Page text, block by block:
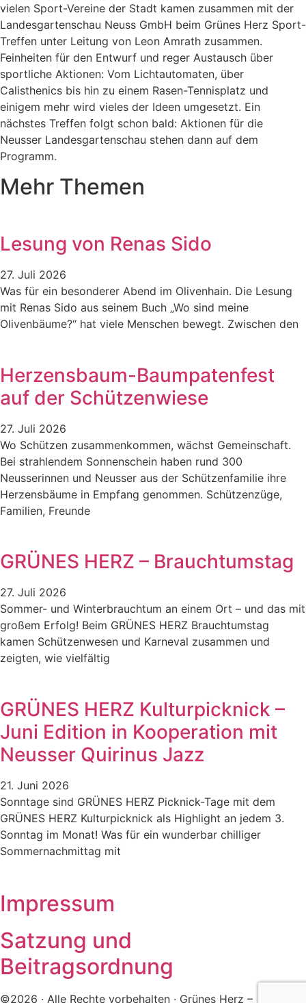
vielen Sport-Vereine der Stadt kamen zusammen mit der
Landesgartenschau Neuss GmbH beim Grünes Herz Sport-
Treffen unter Leitung von Leon Amrath zusammen.
Feinheiten für den Entwurf und reger Austausch über
sportliche Aktionen: Vom Lichtautomaten, über
Calisthenics bis hin zu einem Rasen-Tennisplatz und
einigem mehr wird vieles der Ideen umgesetzt. Ein
nächstes Treffen folgt schon bald: Aktionen für die
Neusser Landesgartenschau stehen dann auf dem
Programm.
Mehr Themen
Lesung von Renas Sido
27. Juli 2026
Was für ein besonderer Abend im Olivenhain. Die Lesung
mit Renas Sido aus seinem Buch „Wo sind meine
Olivenbäume?“ hat viele Menschen bewegt. Zwischen den
Herzensbaum-Baumpatenfest
auf der Schützenwiese
27. Juli 2026
Wo Schützen zusammenkommen, wächst Gemeinschaft.
Bei strahlendem Sonnenschein haben rund 300
Neusserinnen und Neusser aus der Schützenfamilie ihre
Herzensbäume in Empfang genommen. Schützenzüge,
Familien, Freunde
GRÜNES HERZ – Brauchtumstag
27. Juli 2026
Sommer- und Winterbrauchtum an einem Ort – und das mit
großem Erfolg! Beim GRÜNES HERZ Brauchtumstag
kamen Schützenwesen und Karneval zusammen und
zeigten, wie vielfältig
GRÜNES HERZ Kulturpicknick –
Juni Edition in Kooperation mit
Neusser Quirinus Jazz
21. Juni 2026
Sonntage sind GRÜNES HERZ Picknick-Tage mit dem
GRÜNES HERZ Kulturpicknick als Highlight an jedem 3.
Sonntag im Monat! Was für ein wunderbar chilliger
Sommernachmittag mit
Impressum
Satzung und
Beitragsordnung
©2026 · Alle Rechte vorbehalten · Grünes Herz –